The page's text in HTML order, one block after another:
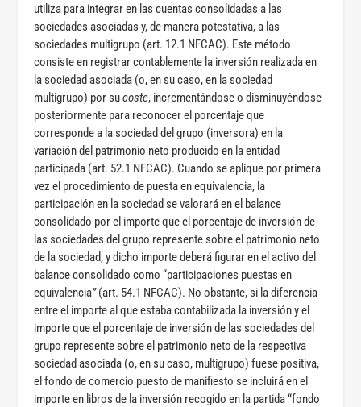
utiliza para integrar en las cuentas consolidadas a las
sociedades asociadas y, de manera potestativa, a las
sociedades multigrupo (art. 12.1 NFCAC). Este método
consiste en registrar contablemente la inversión realizada en
la sociedad asociada (o, en su caso, en la sociedad
multigrupo) por sucoste, incrementándose o disminuyéndose
posteriormente para reconocer el porcentaje que
corresponde a la sociedad del grupo (inversora) en la
variación del patrimonio neto producido en la entidad
participada (art. 52.1 NFCAC). Cuando se aplique por primera
vez el procedimiento de puesta en equivalencia, la
participación en la sociedad se valorará en el balance
consolidado por el importe que el porcentaje de inversión de
las sociedades del grupo represente sobre el patrimonio neto
de la sociedad, y dicho importe deberá figurar en el activo del
balance consolidado como “participaciones puestas en
equivalencia”(art. 54.1 NFCAC). No obstante, si la diferencia
entre el importe al que estaba contabilizada la inversión y el
importe que el porcentaje de inversión de las sociedades del
grupo represente sobre el patrimonio neto de la respectiva
sociedad asociada (o, en su caso, multigrupo) fuese positiva,
el fondo de comercio puesto de manifiesto se incluirá en el
importe en libros de la inversión recogido en la partida “fondo